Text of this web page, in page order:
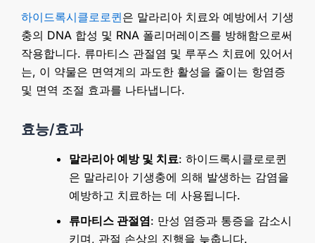
하이드록시클로로퀸은 말라리아 치료와 예방에서 기생
충의 DNA 합성 및 RNA 폴리머레이즈를 방해함으로써
작용합니다. 류마티스 관절염 및 루푸스 치료에 있어서
는, 이 약물은 면역계의 과도한 활성을 줄이는 항염증
및 면역 조절 효과를 나타냅니다.
효능/효과
말라리아 예방 및 치료: 하이드록시클로로퀸
은 말라리아 기생충에 의해 발생하는 감염을
예방하고 치료하는 데 사용됩니다.
류마티스 관절염: 만성 염증과 통증을 감소시
키며, 관절 손상의 진행을 늦춥니다.